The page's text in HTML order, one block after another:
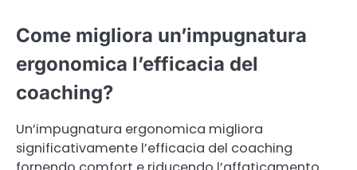
Come migliora un’impugnatura
ergonomica l’efficacia del
coaching?
Un’impugnatura ergonomica migliora
significativamente l’efficacia del coaching